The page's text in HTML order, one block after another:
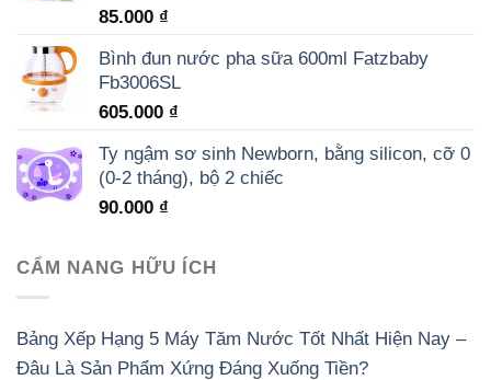
85.000 ₫
Bình đun nước pha sữa 600ml Fatzbaby
Fb3006SL
605.000 ₫
Ty ngậm sơ sinh Newborn, bằng silicon, cỡ 0
(0-2 tháng), bộ 2 chiếc
90.000 ₫
CẨM NANG HỮU ÍCH
Bảng Xếp Hạng 5 Máy Tăm Nước Tốt Nhất Hiện Nay –
Đâu Là Sản Phẩm Xứng Đáng Xuống Tiền?